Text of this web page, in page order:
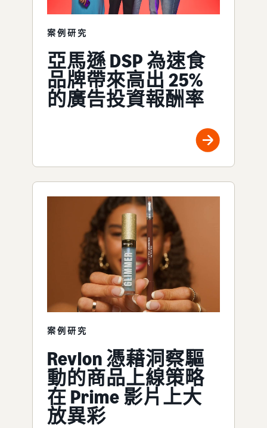
案例研究
亞馬遜 DSP 為速食
品牌帶來高出 25%
的廣告投資報酬率
案例研究
Revlon 憑藉洞察驅
動的商品上線策略
在 Prime 影片上大
放異彩